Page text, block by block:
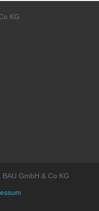
KG
GmbH & Co KG